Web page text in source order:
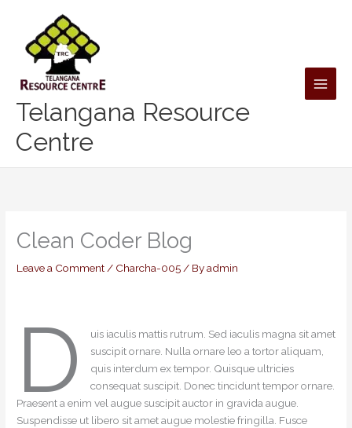
content
Telangana Resource
Centre
Clean Coder Blog
Leave a Comment / Charcha-005 / Byadmin
D
uis iaculis mattis rutrum. Sed iaculis magna sit amet
suscipit ornare. Nulla ornare leo a tortor aliquam,
quis interdum ex tempor. Quisque ultricies
consequat suscipit. Donec tincidunt tempor ornare.
Praesent a enim vel augue suscipit auctor in gravida augue.
Suspendisse ut libero sit amet augue molestie fringilla. Fusce